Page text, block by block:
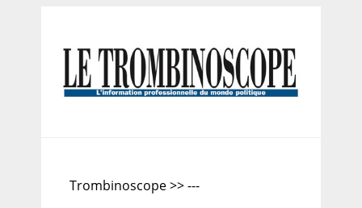
Trombinoscope >> ---